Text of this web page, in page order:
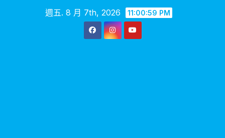
週五. 8 月 7th, 2026 11:01:00 PM